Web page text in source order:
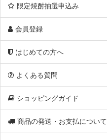
限定焼酎抽選申込み
会員登録
はじめての方へ
よくある質問
ショッピングガイド
商品の発送・お支払について